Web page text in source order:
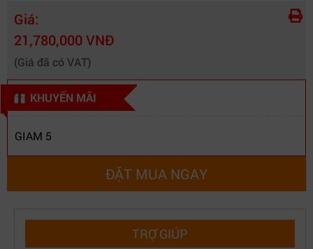
Giá:
21,780,000 VNĐ
(Giá đã có VAT)
KHUYẾN MÃI
GIAM 5
ĐẶT MUA NGAY
TRỢ GIÚP